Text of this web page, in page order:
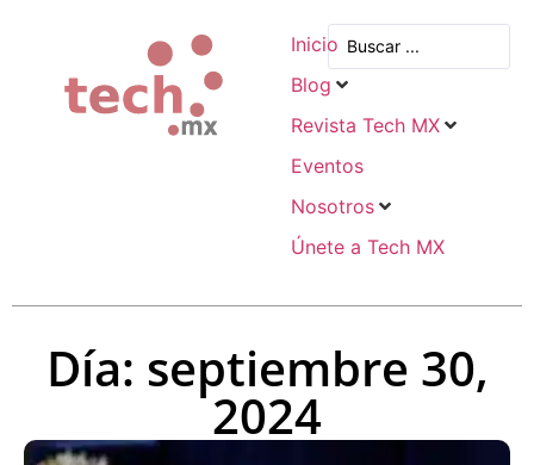
Inicio
Blog
Revista Tech MX
Eventos
Nosotros
Únete a Tech MX
Día: septiembre 30,
2024